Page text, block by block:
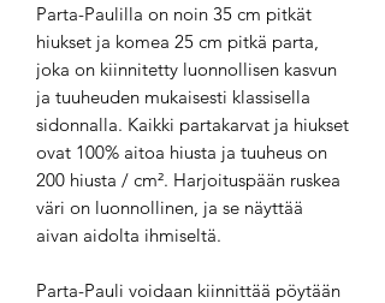
Parta-Paulilla on noin 35 cm pitkät
hiukset ja komea 25 cm pitkä parta,
joka on kiinnitetty luonnollisen kasvun
ja tuuheuden mukaisesti klassisella
sidonnalla. Kaikki partakarvat ja hiukset
ovat 100% aitoa hiusta ja tuuheus on
200 hiusta / cm². Harjoituspään ruskea
väri on luonnollinen, ja se näyttää
aivan aidolta ihmiseltä.
Parta-Pauli voidaan kiinnittää pöytään